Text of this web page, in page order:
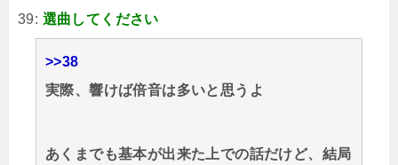
39: 選曲してください
>>38
実際、響けば倍音は多いと思うよ
あくまでも基本が出来た上での話だけど、結局